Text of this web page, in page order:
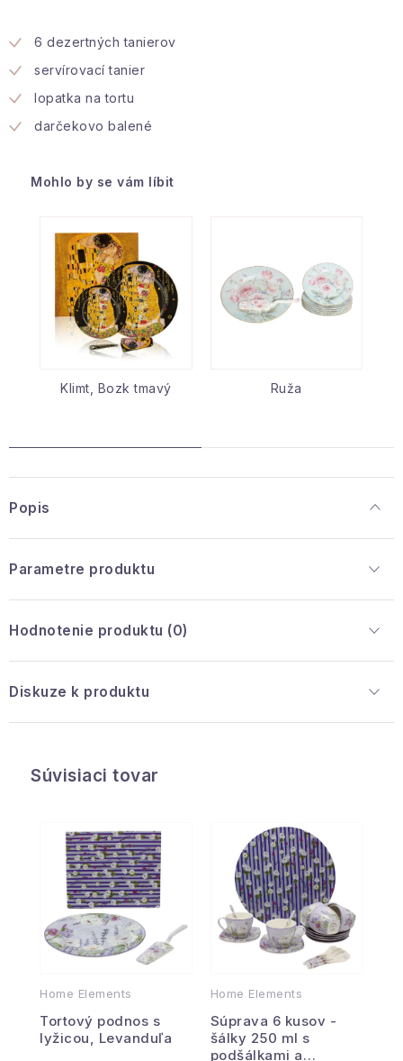
6 dezertných tanierov
servírovací tanier
lopatka na tortu
darčekovo balené
Mohlo by se vám líbit
Klimt, Bozk tmavý Ruža
Popis
Parametre produktu
Hodnotenie produktu (0)
Diskuze k produktu
Súvisiaci tovar
Home Elements
Tortový podnos s
lyžicou, Levanduľa
Home Elements
Súprava 6 kusov -
šálky 250 ml s
podšálkami a